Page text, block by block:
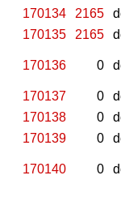
170134
2165
170135
2165
170136 0
170137
0
170138
0
170139
0
170140 0